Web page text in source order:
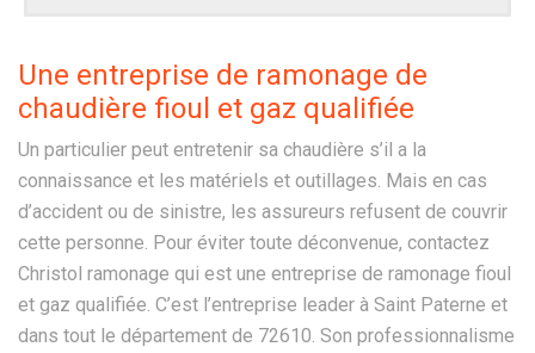
Une entreprise de ramonage de
chaudière fioul et gaz qualifiée
Un particulier peut entretenir sa chaudière s’il a la
connaissance et les matériels et outillages. Mais en cas
d’accident ou de sinistre, les assureurs refusent de couvrir
cette personne. Pour éviter toute déconvenue, contactez
Christol ramonage qui est une entreprise de ramonage fioul
et gaz qualifiée. C’est l’entreprise leader à Saint Paterne et
dans tout le département de 72610. Son professionnalisme